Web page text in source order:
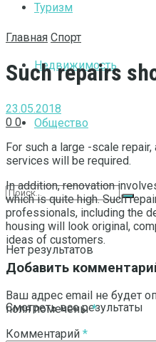
Туризм
Недвижимость
Общество
Нет результатов
Смотреть все результаты
Главная Спорт
Such repairs
23.05.2018
0 0
For such a large -scale
services will be required.
In addition, renovation
which is quite high. Such
professionals, including the
housing will look original,
ideas of customers.
Добавить
Ваш адрес email не будет
поля помечены*
Комментарий *